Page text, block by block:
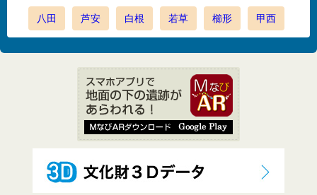
八田 芦安 白根 若草 櫛形 甲西